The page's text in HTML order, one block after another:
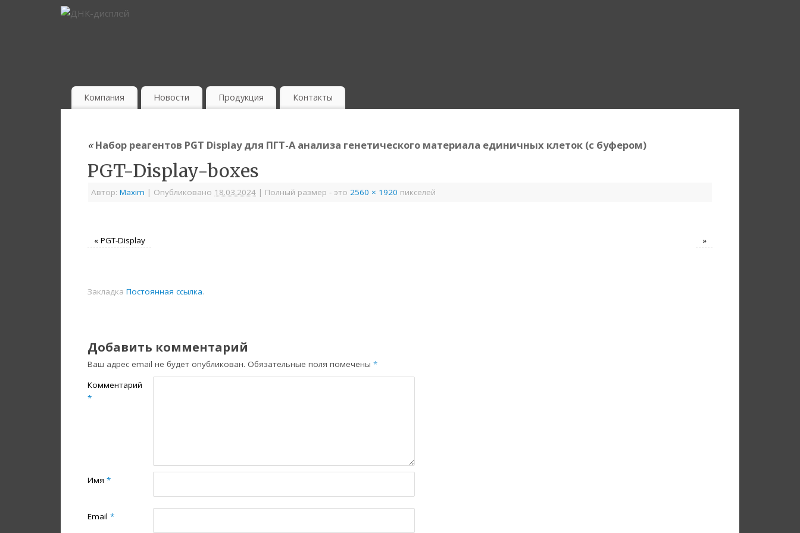
Компания Новости Продукция Контакты
«Набор реагентов PGT Display для ПГТ-А анализа генетического материала единичных клеток (с буфером)
PGT-Display-boxes
Автор: Maxim | Опубликовано 18.03.2024 | Полный размер - это 2560 × 1920 пикселей
« PGT-Display »
Закладка Постоянная ссылка.
Добавить комментарий
Ваш адрес email не будет опубликован. Обязательные поля помечены *
Комментарий
*
Имя *
Email *